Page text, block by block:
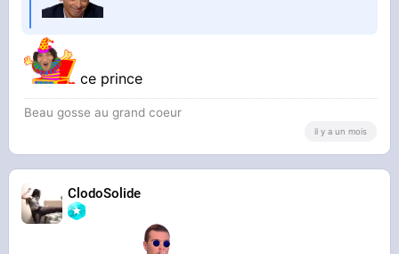
ce prince
Beau gosse au grand coeur
il y a un mois
ClodoSolide